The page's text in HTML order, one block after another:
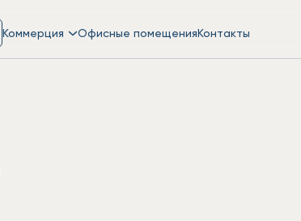
Коммерция Офисные помещенияКонтакты